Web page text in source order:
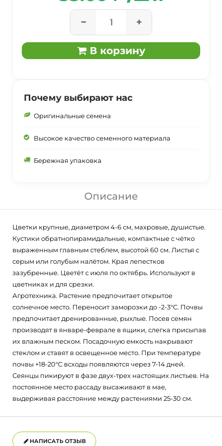
В корзину
Почему выбирают нас
Оригинальные семена
Высокое качество семенного материала
Бережная упаковка
Описание
Цветки крупные, диаметром 4-6 см, махровые, душистые.
Кустики обратнопирамидальные, компактные с чётко
выраженным главным стеблем, высотой 60 см. Листья с
серым или голубым налётом. Края лепестков
зазубренные. Цветёт с июля по октябрь. Используют в
цветниках и для срезки.
Агротехника. Растение предпочитает открытое
солнечное место. Переносит заморозки до -2-3°С. Почвы
предпочитает дренированные, рыхлые. Посев семян
производят в январе-феврале в ящики, слегка присыпав
их влажным песком. Посадочную емкость накрывают
стеклом и ставят в освещенное место. При температуре
почвы +18-20°C всходы появляются через 7-14 дней.
Сеянцы пикируют в фазе двух-трех настоящих листьев. На
постоянное место рассаду высаживают в мае,
выдерживая расстояние между растениями 25-30 см.
НАПИСАТЬ ОТЗЫВ